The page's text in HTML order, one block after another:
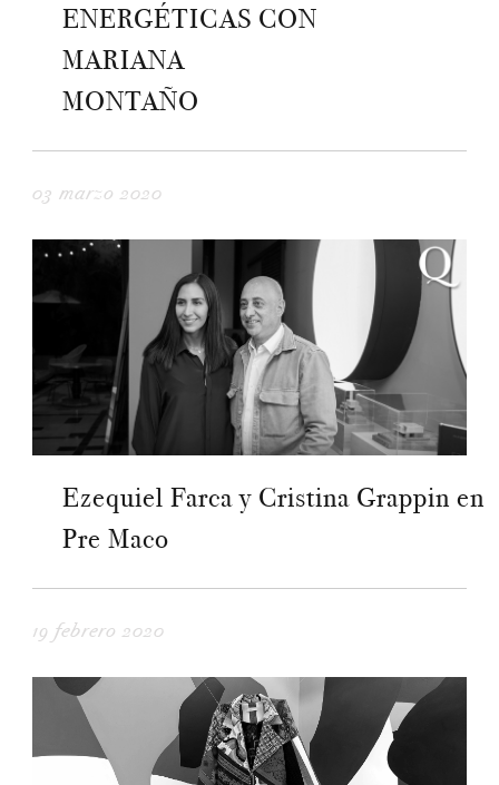
ENERGÉTICAS CON
MARIANA
MONTAÑO
03 marzo 2020
Ezequiel Farca y Cristina Grappin en
Pre Maco
19 febrero 2020